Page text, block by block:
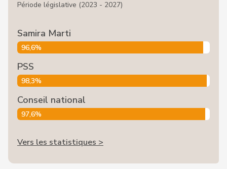
Période législative (2023 - 2027)
Samira Marti
96,6%
PSS
98,3%
Conseil national
97,6%
Vers les statistiques >